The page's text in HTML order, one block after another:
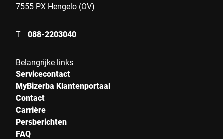
7555 PX Hengelo (OV)
T 088-2203040
Belangrijke links
Servicecontact
MyBizerba Klantenportaal
Contact
Carrière
Persberichten
FAQ